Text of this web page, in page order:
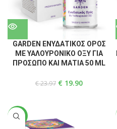
GARDEN ΕΝΥΔΑΤΙΚΟΣ ΟΡΟΣ
ME ΥΑΛΟΥΡΟΝΙΚΟ ΟΞΥ ΓΙΑ
ΠΡΟΣΩΠΟ ΚΑΙ ΜΑΤΙΑ 50 ML
€23.97 € 19.90
-24%